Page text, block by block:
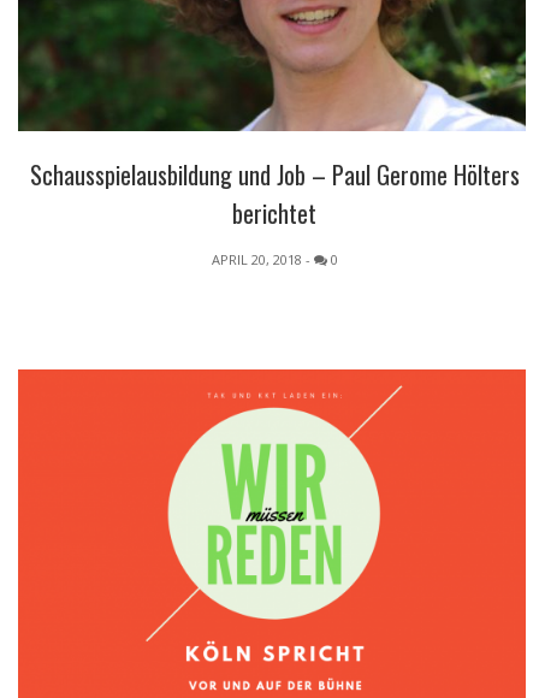
Schausspielausbildung und Job – Paul Gerome Hölters
berichtet
APRIL 20, 2018 - 0